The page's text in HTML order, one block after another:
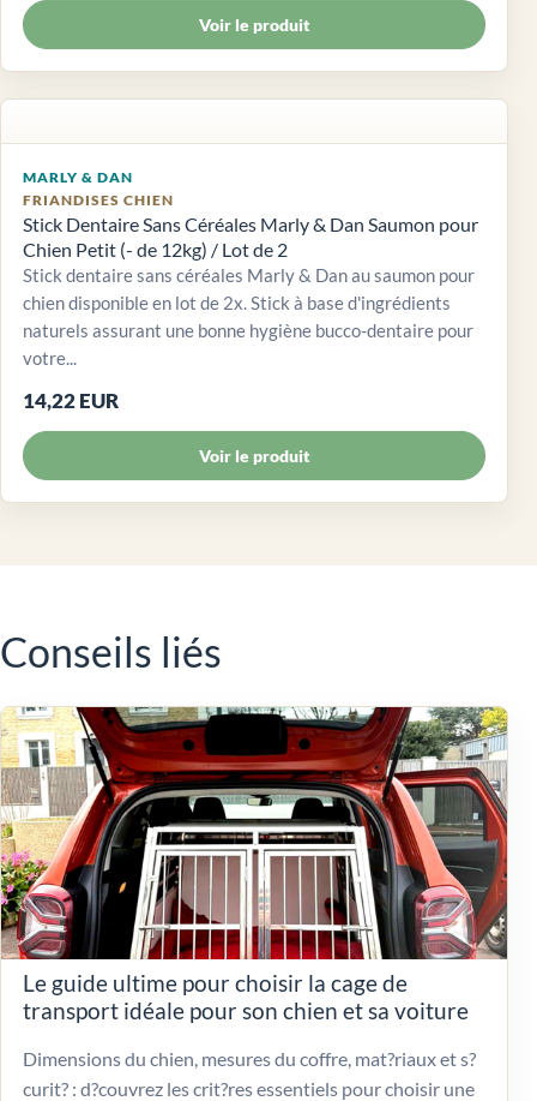
Voir le produit
MARLY & DAN
FRIANDISES CHIEN
Stick Dentaire Sans Céréales Marly & Dan Saumon pour
Chien Petit (- de 12kg) / Lot de 2
Stick dentaire sans céréales Marly & Dan au saumon pour
chien disponible en lot de 2x. Stick à base d'ingrédients
naturels assurant une bonne hygiène bucco-dentaire pour
votre...
14,22 EUR
Voir le produit
Conseils liés
Le guide ultime pour choisir la cage de
transport idéale pour son chien et sa voiture
Dimensions du chien, mesures du coffre, mat?riaux et s?
curit? : d?couvrez les crit?res essentiels pour choisir une